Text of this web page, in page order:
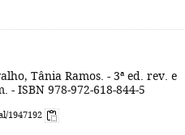
Tânia Ramos. - 3ª ed. rev. e
- ISBN 978-972-618-844-5
1947192